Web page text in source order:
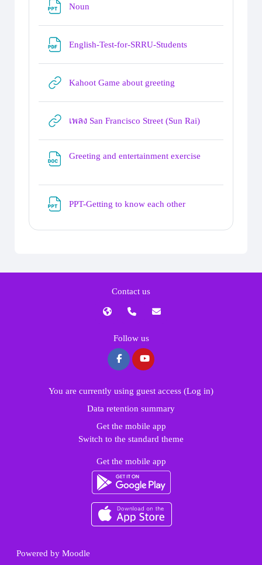
Noun
English-Test-for-SRRU-Students
Kahoot Game about greeting
เพลง San Francisco Street (Sun Rai)URL
Greeting and entertainment exercise
PPT-Getting to know each other
Contact us
Follow us
You are currently using guest access (Log in)
Data retention summary
Get the mobile app
Switch to the standard theme
Get the mobile app
Powered by Moodle